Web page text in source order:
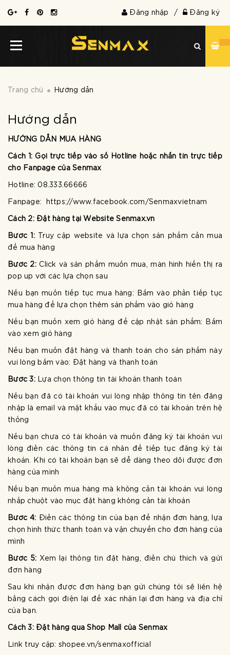
Đăng ký
/
Đăng nhập
Trang chủ Hướng dẫn
Hướng dẫn
HƯỚNG DẪN MUA HÀNG
Cách 1: Gọi trực tiếp vào số Hotline hoặc nhắn tin trực tiếp
cho Fanpage của Senmax
Hotline: 08.333.66666
Fanpage: https://www.facebook.com/Senmaxvietnam
Cách 2: Đặt hàng tại Website Senmax.vn
Bước 1:Truy cập website và lựa chọn sản phẩm cần mua
để mua hàng
Bước 2:Click và sản phẩm muốn mua, màn hình hiển thị ra
pop up với các lựa chọn sau
Nếu bạn muốn tiếp tục mua hàng: Bấm vào phần tiếp tục
mua hàng để lựa chọn thêm sản phẩm vào giỏ hàng
Nếu bạn muốn xem giỏ hàng để cập nhật sản phẩm: Bấm
vào xem giỏ hàng
Nếu bạn muốn đặt hàng và thanh toán cho sản phẩm này
vui lòng bấm vào: Đặt hàng và thanh toán
Bước 3:Lựa chọn thông tin tài khoản thanh toán
Nếu bạn đã có tài khoản vui lòng nhập thông tin tên đăng
nhập là email và mật khẩu vào mục đã có tài khoản trên hệ
thống
Nếu bạn chưa có tài khoản và muốn đăng ký tài khoản vui
lòng điền các thông tin cá nhân để tiếp tục đăng ký tài
khoản. Khi có tài khoản bạn sẽ dễ dàng theo dõi được đơn
hàng của mình
Nếu bạn muốn mua hàng mà không cần tài khoản vui lòng
nhấp chuột vào mục đặt hàng không cần tài khoản
Bước 4: Điền các thông tin của bạn để nhận đơn hàng, lựa
chọn hình thức thanh toán và vận chuyển cho đơn hàng của
mình
Bước 5: Xem lại thông tin đặt hàng, điền chú thích và gửi
đơn hàng
Sau khi nhận được đơn hàng bạn gửi chúng tôi sẽ liên hệ
bằng cách gọi điện lại để xác nhận lại đơn hàng và địa chỉ
của bạn.
Cách 3: Đặt hàng qua Shop Mall của Senmax
Link truy cập: shopee.vn/senmaxofficial